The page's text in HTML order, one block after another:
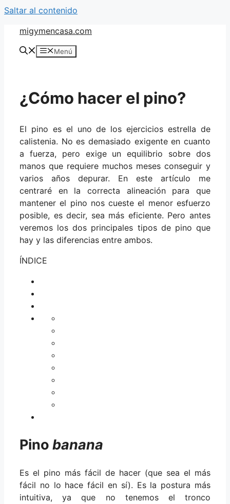
Saltar al contenido
migymencasa.com
Menú
¿Cómo hacer el pino?
El pino es el uno de los ejercicios estrella de
calistenia. No es demasiado exigente en cuanto
a fuerza, pero exige un equilibrio sobre dos
manos que requiere muchos meses conseguir y
varios años depurar. En este artículo me
centraré en la correcta alineación para que
mantener el pino nos cueste el menor esfuerzo
posible, es decir, sea más eficiente. Pero antes
veremos los dos principales tipos de pino que
hay y las diferencias entre ambos.
ÍNDICE
Pino banana
Es el pino más fácil de hacer (que sea el más
fácil no lo hace fácil en sí). Es la postura más
intuitiva, ya que no tenemos el tronco